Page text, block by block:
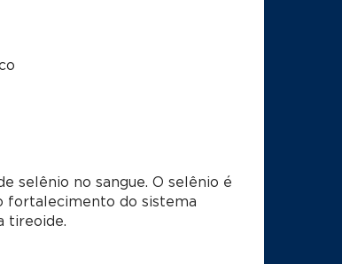
selênio no sangue. O selênio é
fortalecimento do sistema
tireoide.